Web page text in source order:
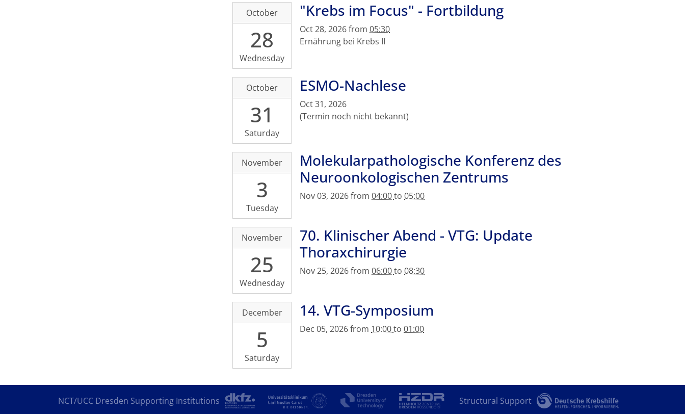
Hörsaal
Haus
Fetscherstr.
74,
01307
Dresden
2026-
28T17:30:00+01:00
2026-
10-
28T23:59:59+01:00
October
28
Wednesday
"Krebs im Focus" - Fortbildung
Oct 28, 2026from05:30
Ernährung bei Krebs II
2026-
31T00:00:00+01:00
2026-
31T23:59:59+01:00
CRTD
Zentrum
regenerative
Therapien
Dresden,
Fetscherstraße
105,
Dresden
October
31
Saturday
ESMO-Nachlese
Oct 31, 2026
(Termin noch nicht bekannt)
2026-
03T16:00:00+01:00
03T17:00:00+01:00
UKD,
Haus
Raum
2.231/2.231a
November
3
Tuesday
Molekularpathologische Konferenz des
Neuroonkologischen Zentrums
Nov 03, 2026from04:00to05:00
2026-
25T18:00:00+01:00
2026-
11-
25T20:30:00+01:00
Hörsaal
Haus
Fetscherstr.
74,
Dresden
November
25
Wednesday
70. Klinischer Abend - VTG: Update
Thoraxchirurgie
Nov 25, 2026from06:00to08:30
2026-
05T10:00:00+01:00
05T13:00:00+01:00
Carl
Gustav
December
5
Saturday
14. VTG-Symposium
Dec 05, 2026from 10:00to01:00
NCT/UCC Dresden Supporting Institutions Structural Support